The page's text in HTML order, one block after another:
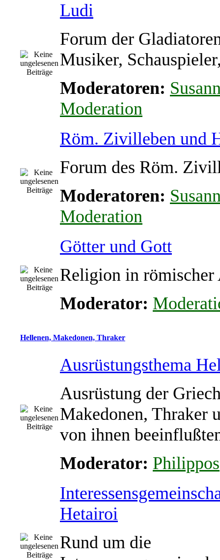
Ludi
Forum der
Musiker,
Moderatoren:
Moderation
Röm. Zivilleben und
Forum des Röm.
Moderatoren:
Moderation
Götter und Gott
Religion in römischer
Moderator:
Hellenen, Makedonen, Thraker
Ausrüstungsthema
Ausrüstung der
Makedonen, Thraker
von ihnen
Moderator: Philippos
Hetairoi
Rund um die